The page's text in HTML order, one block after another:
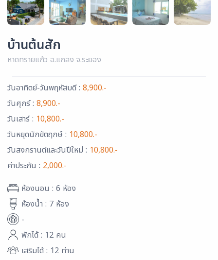
บ้านต้นสัก
หาดทรายแก้ว อ.แกลง จ.ระยอง
วันอาทิตย์-วันพฤหัสบดี : 8,900.-
วันศุกร์ : 8,900.-
วันเสาร์ : 10,800.-
วันหยุดนักขัตฤกษ์ : 10,800.-
วันสงกรานต์และวันปีใหม่ : 10,800.-
ค่าประกัน : 2,000.-
ห้องนอน : 6 ห้อง
ห้องน้ำ : 7 ห้อง
-
พักได้ : 12 คน
เสริมได้ : 12 ท่าน